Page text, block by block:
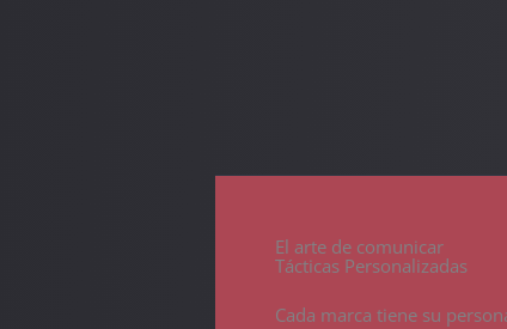
El arte de comunicar
Tácticas Personalizadas
Cada marca tiene su